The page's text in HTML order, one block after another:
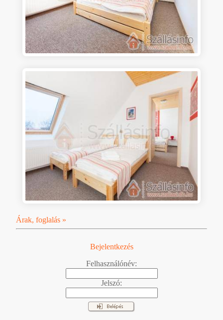
Árak, foglalás »
Bejelentkezés
Felhasználónév:
Jelszó: